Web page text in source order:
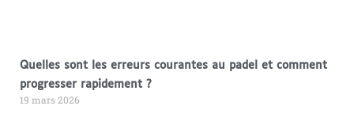
Quelles sont les erreurs courantes au padel et comment
progresser rapidement ?
19 mars 2026